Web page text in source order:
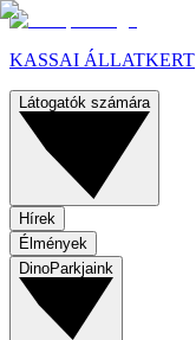
KASSAI ÁLLATKERT
Látogatók számára
Hírek
Élmények
DinoParkjaink